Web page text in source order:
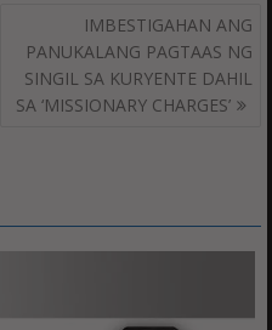
IMBESTIGAHAN ANG
PANUKALANG PAGTAAS NG
SINGIL SA KURYENTE DAHIL
SA ‘MISSIONARY CHARGES’